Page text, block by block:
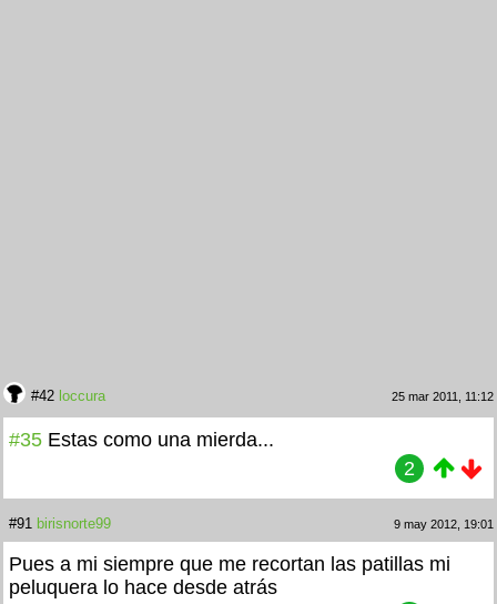
#42 loccura 25 mar 2011, 11:12
#35 Estas como una mierda...
2
#91 birisnorte99 9 may 2012, 19:01
Pues a mi siempre que me recortan las patillas mi
peluquera lo hace desde atrás